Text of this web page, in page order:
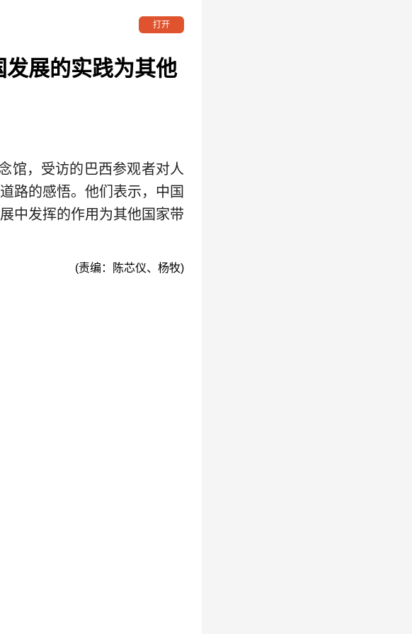
打开
展的实践为其他
馆，受访的巴西参观者对人
路的感悟。他们表示，中国
中发挥的作用为其他国家带
(责编：陈芯仪、杨牧)